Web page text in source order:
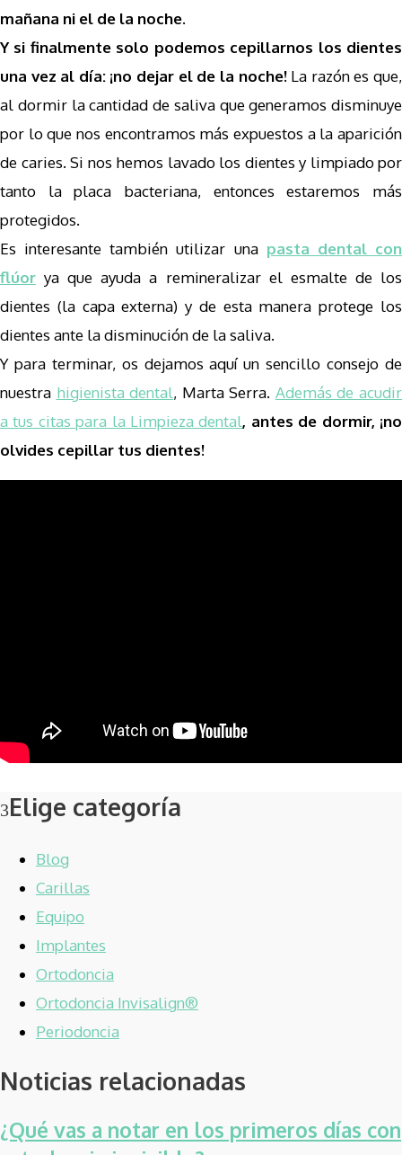
mañana ni el de la noche.
Y si finalmente solo podemos cepillarnos los dientes
una vez al día: ¡no dejar el de la noche!La razón es que,
al dormir la cantidad de saliva que generamos disminuye
por lo que nos encontramos más expuestos a la aparición
de caries. Si nos hemos lavado los dientes y limpiado por
tanto la placa bacteriana, entonces estaremos más
protegidos.
Es interesante también utilizar una pasta dental con
flúor ya que ayuda a remineralizar el esmalte de los
dientes (la capa externa) y de esta manera protege los
dientes ante la disminución de la saliva.
Y para terminar, os dejamos aquí un sencillo consejo de
nuestra higienista dental, Marta Serra. Además de acudir
a tus citas para la Limpieza dental, antes de dormir, ¡no
olvides cepillar tus dientes!
Elige categoría
Blog
Carillas
Equipo
Implantes
Ortodoncia
Ortodoncia Invisalign®
Periodoncia
Noticias relacionadas
¿Qué vas a notar en los primeros días con